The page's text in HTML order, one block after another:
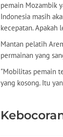
pemain Mozambik
Indonesia masih
kecepatan. Apakah
Mantan pelatih
permainan yang
"Mobilitas pemain
yang kosong. Itu